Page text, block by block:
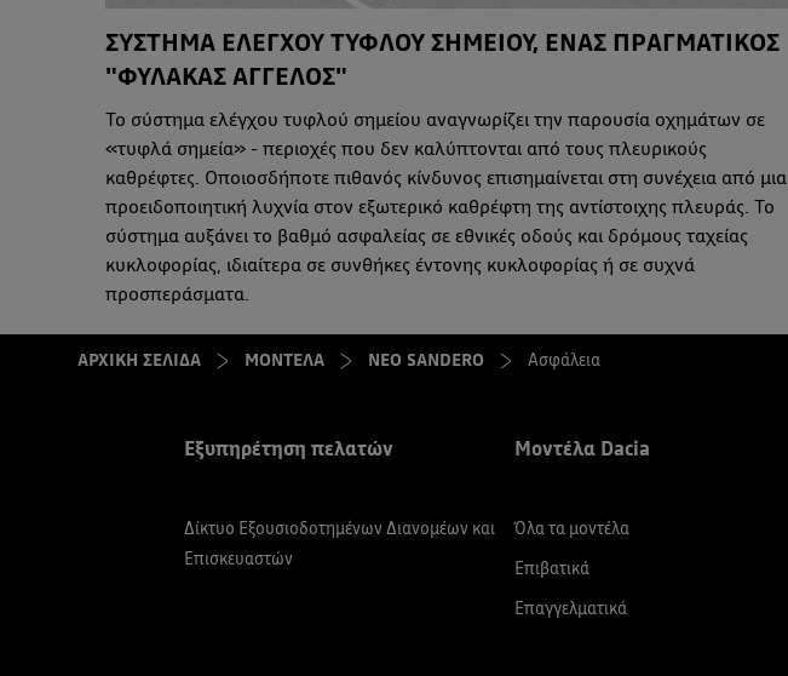
ΣΥΣΤΗΜΑ ΕΛΕΓΧΟΥ ΤΥΦΛΟΥ ΣΗΜΕΙΟΥ, ΕΝΑΣ ΠΡΑΓΜΑΤΙΚΟΣ
"ΦΥΛΑΚΑΣ ΑΓΓΕΛΟΣ"
Το σύστημα ελέγχου τυφλού σημείου αναγνωρίζει την παρουσία οχημάτων σε
«τυφλά σημεία» - περιοχές που δεν καλύπτονται από τους πλευρικούς
καθρέφτες. Οποιοσδήποτε πιθανός κίνδυνος επισημαίνεται στη συνέχεια από μια
προειδοποιητική λυχνία στον εξωτερικό καθρέφτη της αντίστοιχης πλευράς. Το
σύστημα αυξάνει το βαθμό ασφαλείας σε εθνικές οδούς και δρόμους ταχείας
κυκλοφορίας, ιδιαίτερα σε συνθήκες έντονης κυκλοφορίας ή σε συχνά
προσπεράσματα.